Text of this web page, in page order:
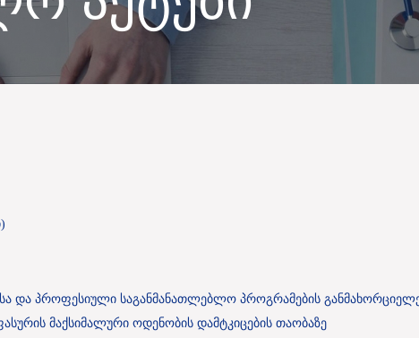
და პროფესიული საგანმანათლებლო პროგრამების
მაქსიმალური ოდენობის დამტკიცების თაობაზე